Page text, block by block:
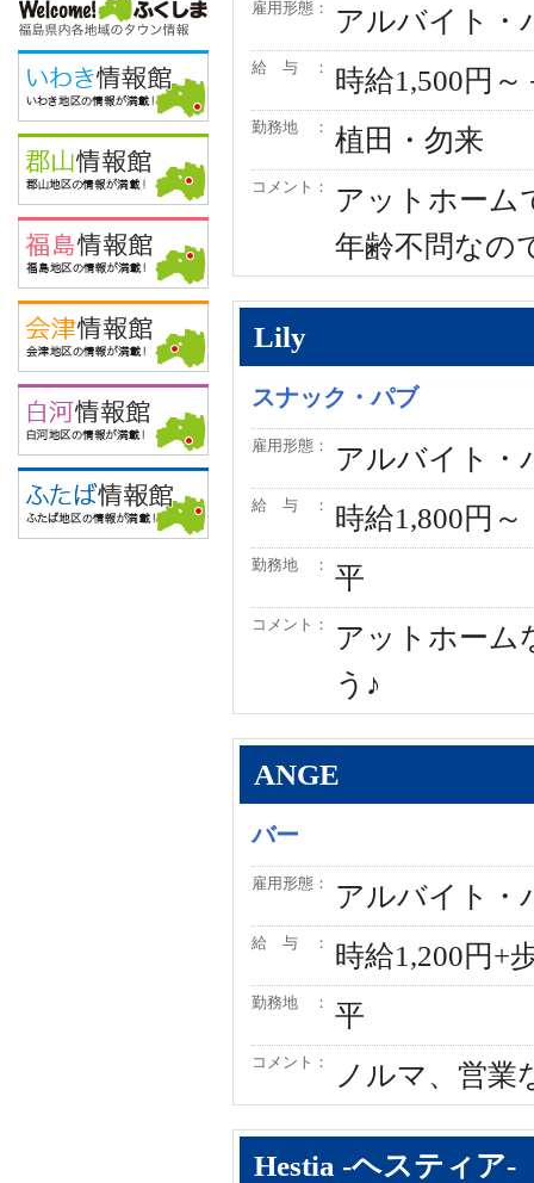
雇用形態： アルバイト・
給 与 ： 時給1,500円
勤務地 ： 植田・勿来
コメント：
アットホーム
年齢不問なの
Lily
スナック・パブ
雇用形態： アルバイト・
給 与 ： 時給1,800円～
勤務地 ： 平
コメント：
アットホーム
う♪
ANGE
バー
雇用形態： アルバイト・
給 与 ： 時給1,200円+
勤務地 ： 平
コメント： ノルマ、営業
Hestia -ヘスティア-